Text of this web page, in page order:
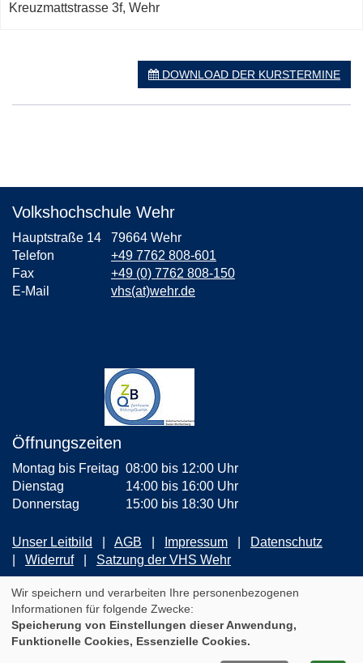
Kreuzmattstrasse 3f, Wehr
DOWNLOAD DER KURSTERMINE
Volkshochschule Wehr
Hauptstraße 14 79664 Wehr
Telefon
+49 7762 808-601
Fax
+49 (0) 7762 808-150
E-Mail
vhs(at)wehr.de
Öffnungszeiten
Montag bis Freitag 08:00 bis 12:00 Uhr
Dienstag
14:00 bis 16:00 Uhr
Donnerstag
15:00 bis 18:30 Uhr
Unser Leitbild AGB Impressum
Datenschutz
Widerruf
Satzung der VHS Wehr
ZUM NEWSLETTER ANMELDEN
Cookie Einstellungen
Wir speichern und verarbeiten Ihre personenbezogenen
Informationen für folgende Zwecke:
Speicherung von Einstellungen dieser Anwendung,
Funktionelle Cookies, Essenzielle Cookies.